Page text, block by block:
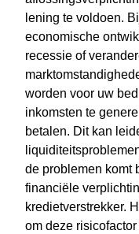
lening te voldoen.
economische
recessie of
worden voor uw
inkomsten te
betalen. Dit kan
de problemen komt
financiële
kredietverstrekker.
om deze